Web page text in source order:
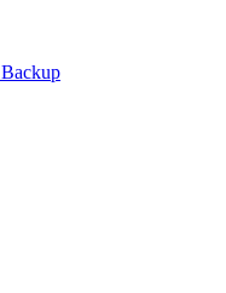
Backup